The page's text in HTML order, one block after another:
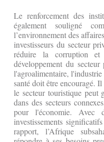
Le renforcement des
également souligné
l’environnement des
investisseurs du secteur
réduire la corruption
développement du
l'agroalimentaire,
santé doit être encouragé.
le secteur touristique peut
dans des secteurs
pour l'économie. Avec
investissements
rapport, l’Afrique